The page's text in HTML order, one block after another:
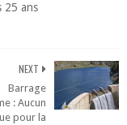
25 ans
NEXT
Barrage
: Aucun
pour la